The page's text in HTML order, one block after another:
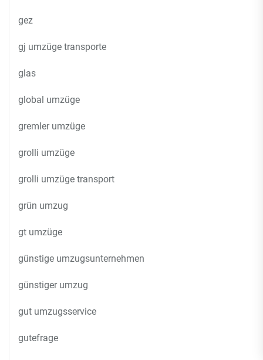
gez
gj umzüge transporte
glas
global umzüge
gremler umzüge
grolli umzüge
grolli umzüge transport
grün umzug
gt umzüge
günstige umzugsunternehmen
günstiger umzug
gut umzugsservice
gutefrage